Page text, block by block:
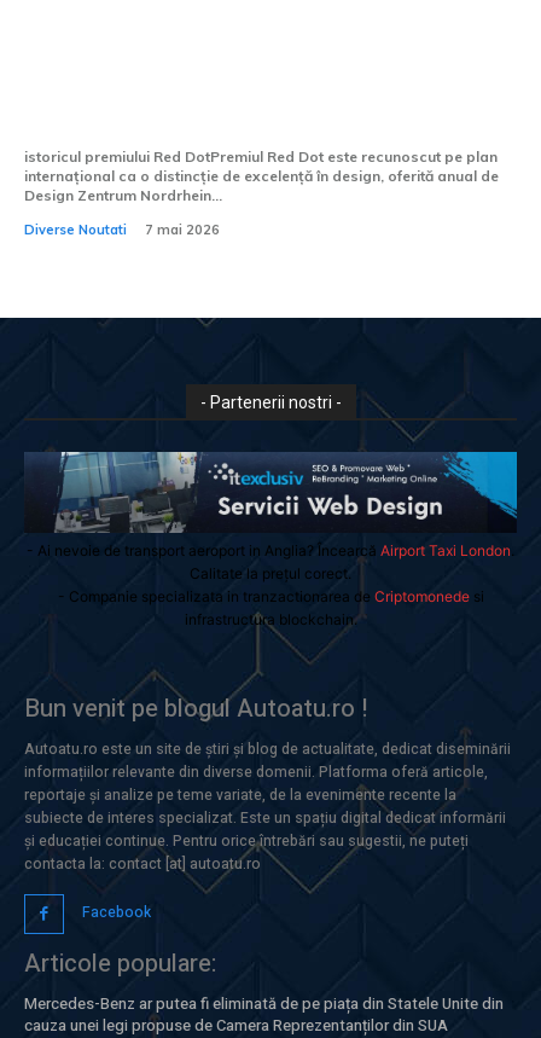
istoricul premiului Red DotPremiul Red Dot este recunoscut pe plan
internațional ca o distincție de excelență în design, oferită anual de
Design Zentrum Nordrhein...
Diverse Noutati 7 mai 2026
- Partenerii nostri -
- Ai nevoie de transport aeroport in Anglia? Încearcă Airport Taxi London.
Calitate la prețul corect.
- Companie specializata in tranzactionarea de Criptomonedesi
infrastructura blockchain.
Bun venit pe blogul Autoatu.ro !
Autoatu.ro este un site de știri și blog de actualitate, dedicat diseminării
informațiilor relevante din diverse domenii. Platforma oferă articole,
reportaje și analize pe teme variate, de la evenimente recente la
subiecte de interes specializat. Este un spațiu digital dedicat informării
și educației continue. Pentru orice întrebări sau sugestii, ne puteți
contacta la: contact [at] autoatu.ro
Facebook
Articole populare:
Mercedes-Benz ar putea fi eliminată de pe piața din Statele Unite din
cauza unei legi propuse de Camera Reprezentanților din SUA